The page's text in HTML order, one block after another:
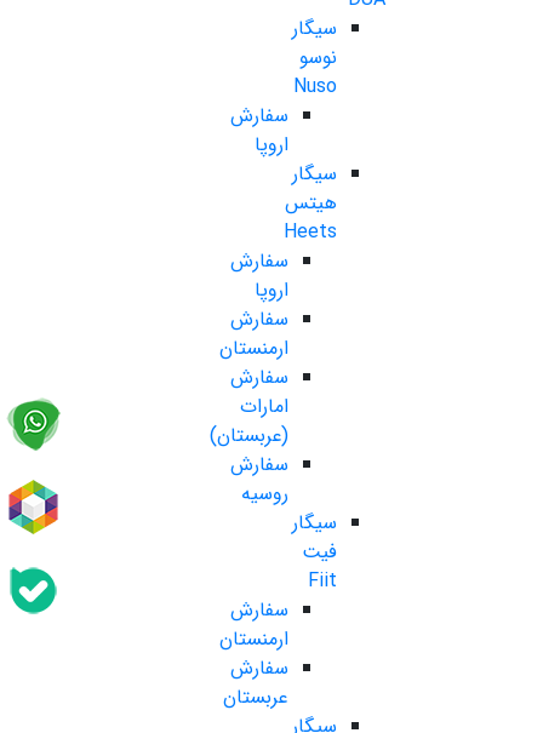
سیگار
نوسو
Nuso
سفارش
اروپا
سیگار
هیتس
Heets
سفارش
اروپا
سفارش
ارمنستان
سفارش
امارات
(عربستان)
سفارش
روسیه
سیگار
فیت
Fiit
سفارش
ارمنستان
سفارش
عربستان
سیگار